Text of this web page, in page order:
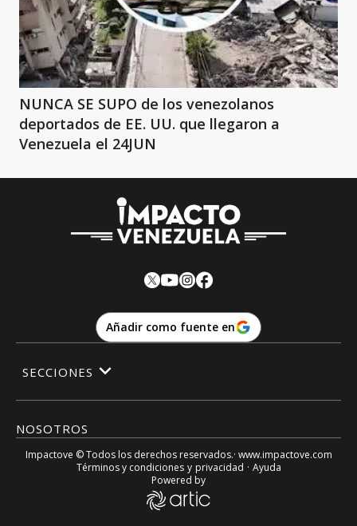
NUNCA SE SUPO de los venezolanos
deportados de EE. UU. que llegaron a
Venezuela el 24JUN
Añadir como fuente en
NOSOTROS
SECCIONES
Impactove © Todos los derechos reservados.· www.impactove.com
Términos y condiciones y privacidad · Ayuda
Powered by